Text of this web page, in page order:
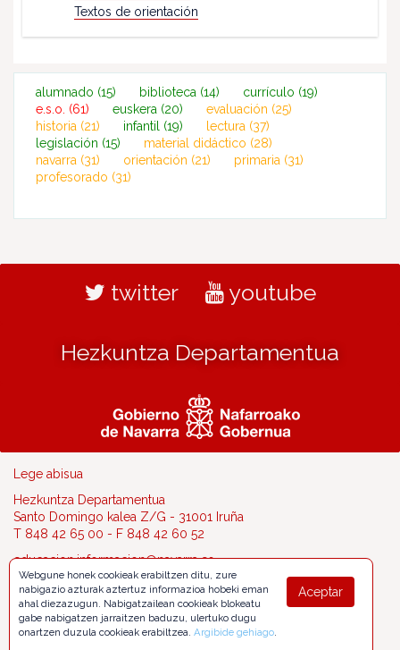
Textos de orientación
alumnado (15) biblioteca (14) currículo (19)
e.s.o. (61) euskera (20) evaluación (25)
historia (21) infantil (19) lectura (37)
legislación (15) material didáctico (28)
navarra (31) orientación (21) primaria (31)
profesorado (31)
twitter youtube
Hezkuntza Departamentua
Lege abisua
Hezkuntza Departamentua
Santo Domingo kalea Z/G - 31001 Iruña
T 848 42 65 00 - F 848 42 60 52
educacion.informacion@navarra.es
Aceptar
Webgune honek cookieak erabiltzen ditu, zure
nabigazio azturak aztertuz informazioa hobeki eman
ahal diezazugun. Nabigatzailean cookieak blokeatu
gabe nabigatzen jarraitzen baduzu, ulertuko dugu
onartzen duzula cookieak erabiltzea. Argibide gehiago.